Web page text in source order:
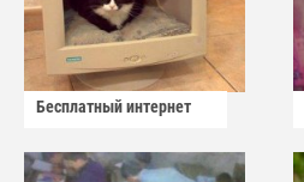
Бесплатный интернет